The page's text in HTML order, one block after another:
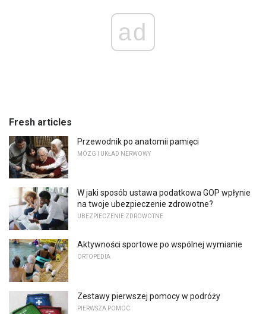
ad
Fresh articles
Przewodnik po anatomii pamięci
MÓZG I UKŁAD NERWOWY
W jaki sposób ustawa podatkowa GOP wpłynie
na twoje ubezpieczenie zdrowotne?
UBEZPIECZENIE ZDROWOTNE
Aktywności sportowe po wspólnej wymianie
ORTOPEDIA
Zestawy pierwszej pomocy w podróży
PIERWSZA POMOC